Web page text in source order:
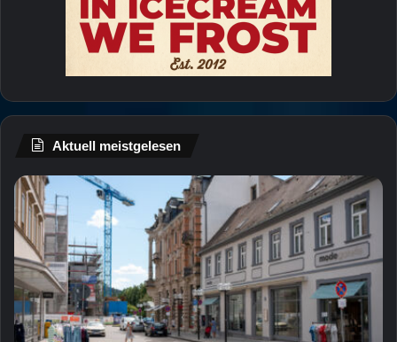
Aktuell meistgelesen